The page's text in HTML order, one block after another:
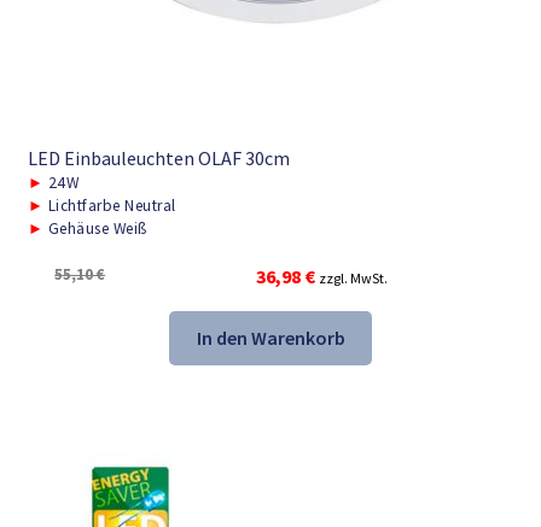
LED Einbauleuchten OLAF 30cm
► 24W
► Lichtfarbe Neutral
► Gehäuse Weiß
55,10€
Ursprünglicher
Preis
war:
55,10 €
36,98 €Aktueller
Preis
ist:
36,98 €.
zzgl. MwSt.
In den Warenkorb